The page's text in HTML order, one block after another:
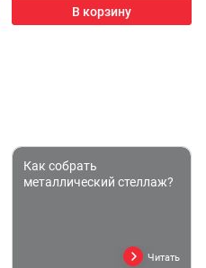
В корзину
Как собрать
металлический стеллаж?
Читать